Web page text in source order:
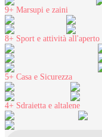
9+ Marsupi e zaini
8+ Sport e attività all'aperto
5+ Casa e Sicurezza
4+ Sdraietta e altalene